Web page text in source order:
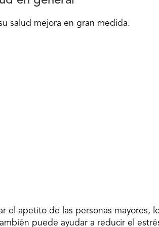
salud mejora en gran medida.
el apetito de las personas mayores,
puede ayudar a reducir el